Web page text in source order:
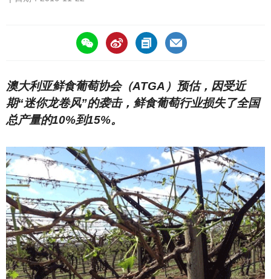
https://asiafruitchina.net/15787.html
澳大利亚鲜食葡萄协会（ATGA）预估，因受近
期“迷你龙卷风”的袭击，鲜食葡萄行业损失了全国
总产量的10%到15%。